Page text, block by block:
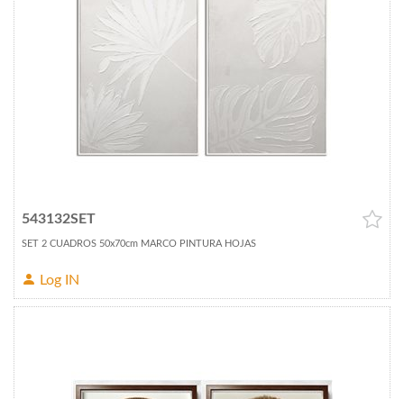
543132SET
SET 2 CUADROS 50x70cm MARCO PINTURA HOJAS
Log IN